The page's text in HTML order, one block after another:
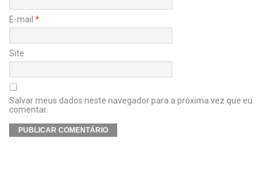
E-mail *
Site
Salvar meus dados neste navegador para a próxima vez que eu
comentar.